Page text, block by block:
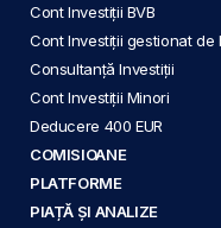
Cont Investiții BVB
Cont Investiții gestionat de
Consultanță Investiții
Cont Investiții Minori
Deducere 400 EUR
COMISIOANE
PLATFORME
PIAȚĂ ȘI ANALIZE